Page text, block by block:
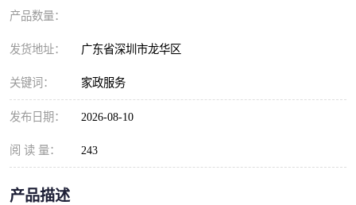
产品数量：
发货地址： 广东省深圳市龙华区
关键词： 家政服务
发布日期： 2026-08-10
阅 读 量： 243
产品描述